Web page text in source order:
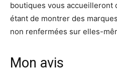
boutiques vous accueilleront
étant de montrer des
non renfermées sur elles-
Mon avis